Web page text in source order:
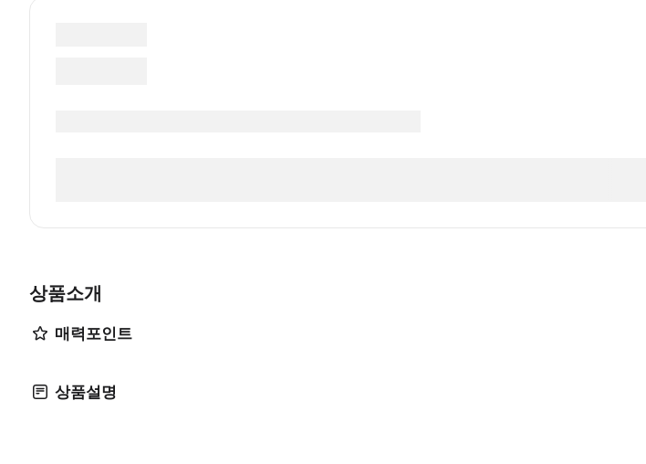
상품소개
매력포인트
상품설명